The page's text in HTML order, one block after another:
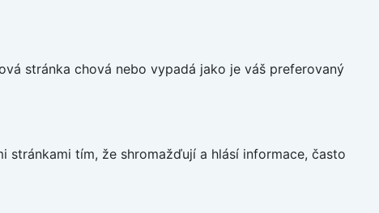
stránka chová nebo vypadá jako je váš preferovaný
tím, že shromažďují a hlásí informace, často